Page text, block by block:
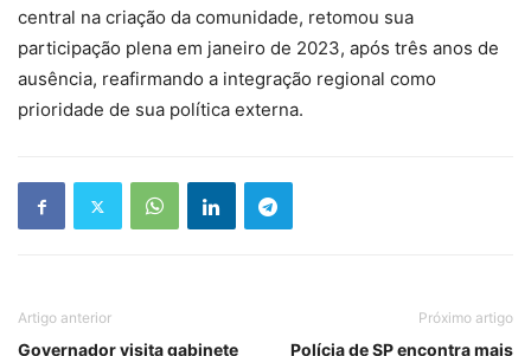
central na criação da comunidade, retomou sua
participação plena em janeiro de 2023, após três anos de
ausência, reafirmando a integração regional como
prioridade de sua política externa.
Artigo anterior
Governador visita gabinete
Próximo artigo
Polícia de SP encontra mais